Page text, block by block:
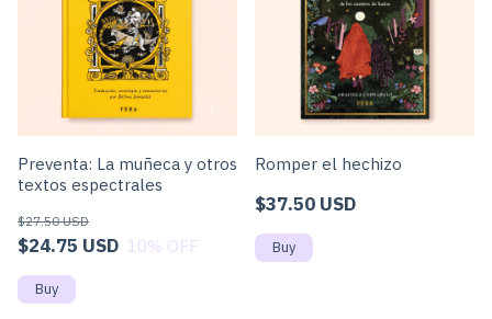
Preventa: La muñeca y otros
textos espectrales
$24.75 USD
$27.50 USD
10% OFF
Romper el hechizo
$37.50 USD